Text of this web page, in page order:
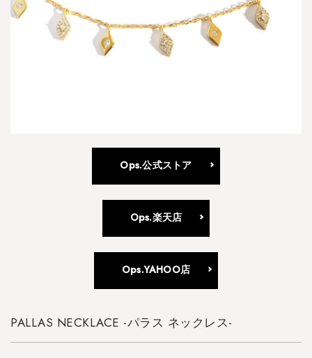
Ops.公式ストア
Ops.楽天店
Ops.YAHOO店
PALLAS NECKLACE -パラス ネックレス-